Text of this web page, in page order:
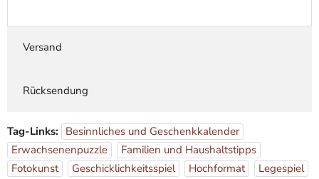
Versand
Rücksendung
Tag-Links: Besinnliches und Geschenkkalender
Erwachsenenpuzzle
Familien und Haushaltstipps
Fotokunst
Geschicklichkeitsspiel Hochformat
Legespiel